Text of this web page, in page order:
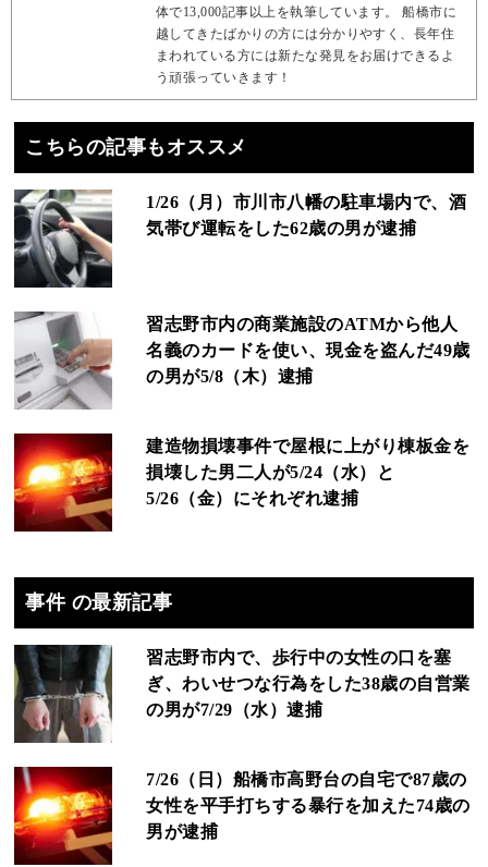
体で13,000記事以上を執筆しています。 船橋市に
越してきたばかりの方には分かりやすく、長年住
まわれている方には新たな発見をお届けできるよ
う頑張っていきます！
こちらの記事もオススメ
1/26（月）市川市八幡の駐車場内で、酒
気帯び運転をした62歳の男が逮捕
習志野市内の商業施設のATMから他人
名義のカードを使い、現金を盗んだ49歳
の男が5/8（木）逮捕
建造物損壊事件で屋根に上がり棟板金を
損壊した男二人が5/24（水）と
5/26（金）にそれぞれ逮捕
事件 の最新記事
習志野市内で、歩行中の女性の口を塞
ぎ、わいせつな行為をした38歳の自営業
の男が7/29（水）逮捕
7/26（日）船橋市高野台の自宅で87歳の
女性を平手打ちする暴行を加えた74歳の
男が逮捕